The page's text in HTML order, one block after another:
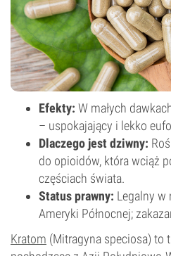
Efekty: W małych
– uspokajający i lekko
Dlaczego jest dziwny:
do opioidów, która wciąż
częściach świata.
Status prawny: Legalny w
Ameryki Północnej;
Kratom (Mitragyna speciosa) to